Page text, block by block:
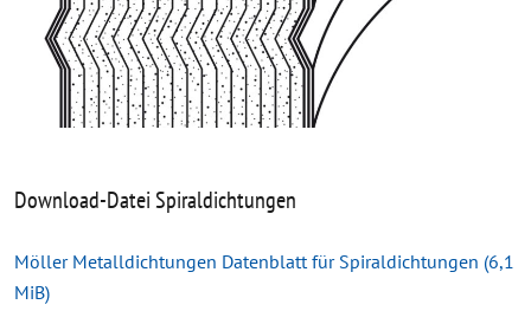
Download-Datei Spiraldichtungen
Möller Metalldichtungen Datenblatt für Spiraldichtungen (6,1
MiB)